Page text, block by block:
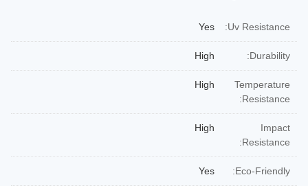
Uv Resistance:
Yes
Durability:
High
Temperature
Resistance:
High
Impact
Resistance:
High
Eco-Friendly:
Yes